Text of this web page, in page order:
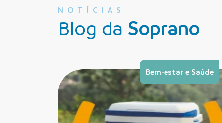
NOTÍCIAS
Blog da Soprano
Bem-estar e Saúde